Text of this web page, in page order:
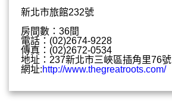
新北市旅館232號
房間數：36間
電話：(02)2674-9228
傳真：(02)2672-0534
地址：237新北市三峽區插角里76號
網址:http://www.thegreatroots.com/